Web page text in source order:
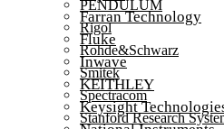
PENDULUM
Rigol
Rohde&Schwarz
Smitek
Spectracom
Stanford Research
Farran Technology
Fluke
Inwave
KEITHLEY
Keysight